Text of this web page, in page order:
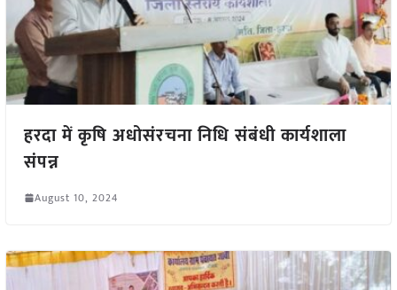
हरदा में कृषि अधोसंरचना निधि संबंधी कार्यशाला
संपन्न
August 10, 2024